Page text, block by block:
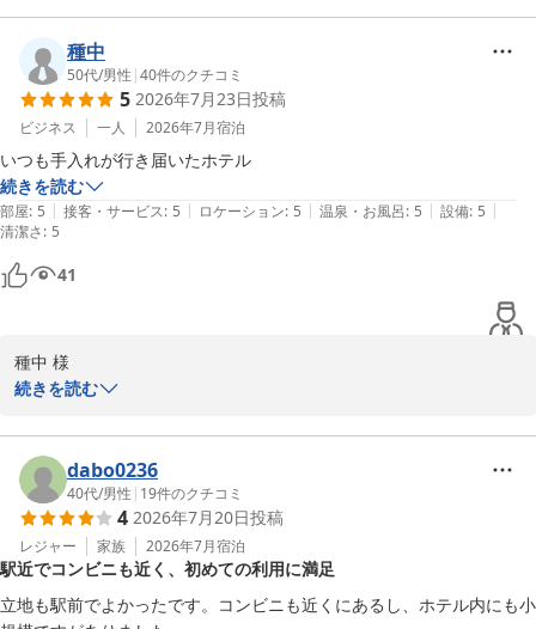
お言葉をお寄せいただきました上に、全項目満点のご評価まで頂戴
し誠にありがとうございました。
今後共ご満足いただけますよう努めて参りますので、Ikkou様のま
たのご利用を心よりお待ち申し上げております。
リーガロイヤルホテル小倉　お客様サービス担当支配人
リーガロイヤルホテル小倉
2026-07-30
種中
50代/男性 |40件のクチコミ
5 2026年7月23日投稿
ビジネス 一人 2026年7月宿泊
いつも手入れが行き届いたホテル
続きを読む
部屋: 5 | 接客・サービス: 5 | ロケーション: 5 | 温泉・お風呂: 5 | 設備: 5 |
清潔さ: 5
41
種中 様
をお寄せいただきました上に、全項目満点のご評価まで頂戴し厚く
御礼申し上げます。
今後共ご満足いただけますようサービスの充実に努めて参りますの
で、種中様の次回のご滞在を心よりお待ち申し上げております。
リーガロイヤルホテル小倉　お客様サービス担当支配人
リーガロイヤルホテル小倉
続きを読む
dabo0236
40代/男性 | 19件のクチコミ
4 2026年7月20日投稿
レジャー 家族 2026年7月宿泊
駅近でコンビニも近く、初めての利用に満足
立地も駅前でよかったです。コンビニも近くにあるし、ホテル内にも小